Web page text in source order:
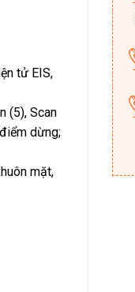
tử EIS,
(5), Scan
dừng;
mặt,